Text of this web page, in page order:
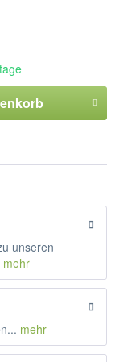
unseren
mehr
mehr